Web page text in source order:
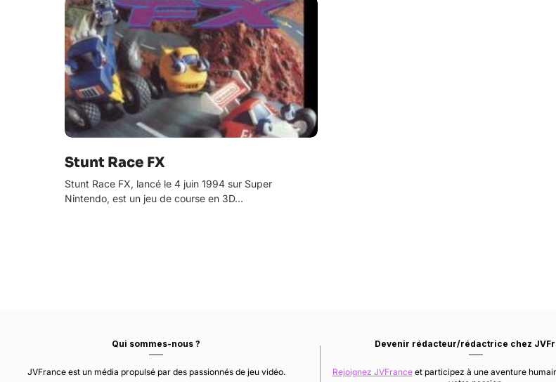
Stunt Race FX
Stunt Race FX, lancé le 4 juin 1994 sur Super
Nintendo, est un jeu de course en 3D…
Qui sommes-nous ?
JVFrance est un média propulsé par des passionnés de jeu vidéo.
Devenir rédacteur/rédactrice chez
Rejoignez JVFranceet participez à une aventure